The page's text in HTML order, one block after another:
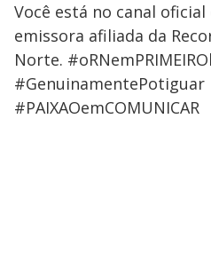
Você está no canal
emissora afiliada da
Norte.
#GenuinamentePotiguar
#PAIXAOemCOMUNICAR